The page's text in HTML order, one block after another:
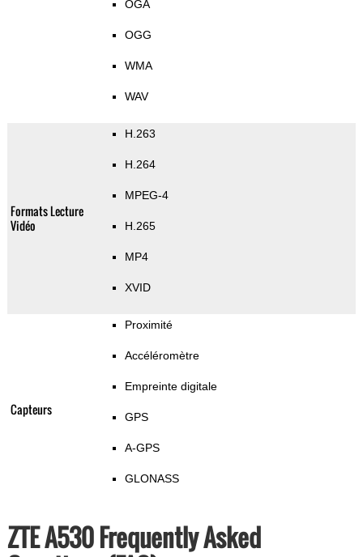
OGA
OGG
WMA
WAV
Formats Lecture
Vidéo
H.263
H.264
MPEG-4
H.265
MP4
XVID
Capteurs
Proximité
Accéléromètre
Empreinte digitale
GPS
A-GPS
GLONASS
ZTE A530 Frequently Asked